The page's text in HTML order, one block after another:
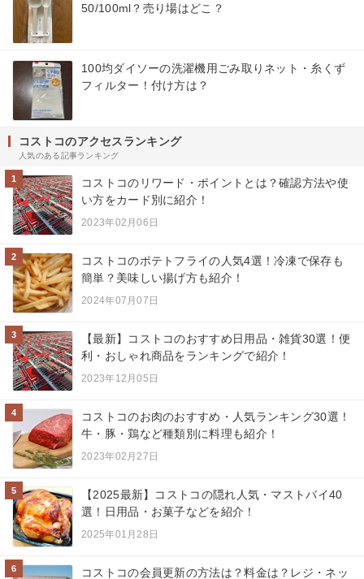
50/100ml？売り場はどこ？
100均ダイソーの洗濯機用ごみ取りネット・糸くず
フィルター！付け方は？
コストコのアクセスランキング
人気のある記事ランキング
1
コストコのリワード・ポイントとは？確認方法や使
い方をカード別に紹介！
2023年02月06日
2
コストコのポテトフライの人気4選！冷凍で保存も
簡単？美味しい揚げ方も紹介！
2024年07月07日
3
【最新】コストコのおすすめ日用品・雑貨30選！便
利・おしゃれ商品をランキングで紹介！
2023年12月05日
4
コストコのお肉のおすすめ・人気ランキング30選！
牛・豚・鶏など種類別に料理も紹介！
2023年02月27日
5
【2025最新】コストコの隠れ人気・マストバイ40
選！日用品・お菓子などを紹介！
2025年01月28日
6
コストコの会員更新の方法は？料金は？レジ・ネッ